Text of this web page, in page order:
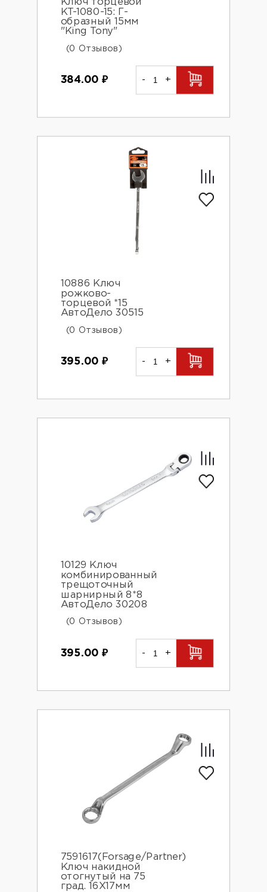
Ключ торцевой
KT-1080-15: Г-
образный 15мм
"King Tony"
(0 Отзывов)
384.00 ₽ - +
10886 Ключ
рожково-
торцевой *15
АвтоДело 30515
(0 Отзывов)
395.00 ₽ - +
10129 Ключ
комбинированный
трещоточный
шарнирный 8*8
АвтоДело 30208
(0 Отзывов)
395.00 ₽ - +
7591617(Forsage/Partner)
Ключ накидной
отогнутый на 75
град. 16X17мм